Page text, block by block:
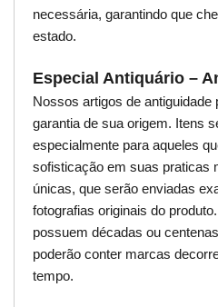
necessária, garantindo que
estado.
Especial Antiquário –
Nossos artigos de
garantia de sua origem. Itens
especialmente para aqueles
sofisticação em suas praticas
únicas, que serão enviadas
fotografias originais do
possuem décadas ou
poderão conter marcas
tempo.